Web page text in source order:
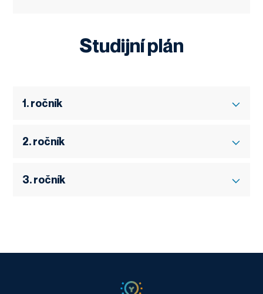
Studijní plán
1. ročník
2. ročník
3. ročník